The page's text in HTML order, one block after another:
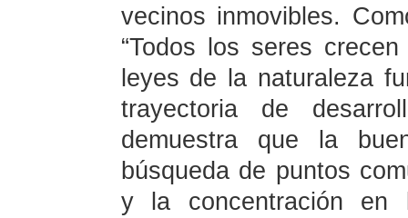
vecinos inmovibles.
“Todos los seres
leyes de la naturaleza
trayectoria de
demuestra que la
búsqueda de puntos
y la concentración en